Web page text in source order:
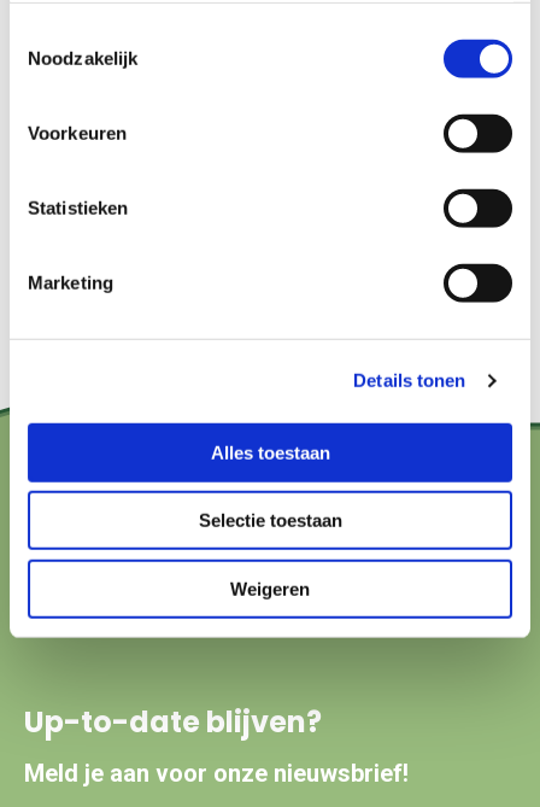
Noodzakelijk
Voorkeuren
Statistieken
Marketing
Details tonen
Alles toestaan
Selectie toestaan
Weigeren
voedselsysteem.
Contact?
hallo@boerenbuurmetnatuur.nl
Arthur van Schendelstraat 600
Up-to-date blijven?
Meld je aan voor onze nieuwsbrief!